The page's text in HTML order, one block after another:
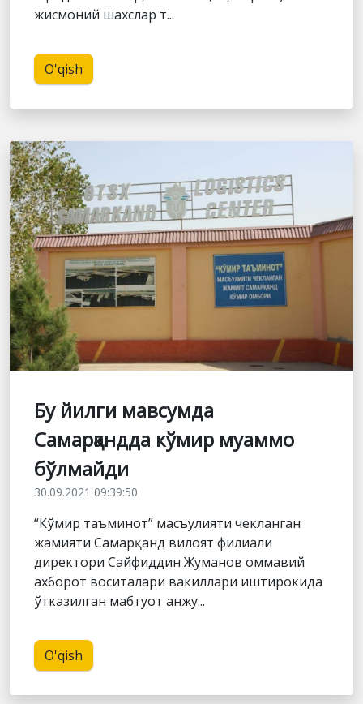
жисмоний шахслар т...
O'qish
Бу йилги мавсумда
Самарқандда кўмир муаммо
бўлмайди
30.09.2021 09:39:50
“Кўмир таъминот” масъулияти чекланган
жамияти Самарқанд вилоят филиали
директори Сайфиддин Жуманов оммавий
ахборот воситалари вакиллари иштирокида
ўтказилган мабтуот анжу...
O'qish